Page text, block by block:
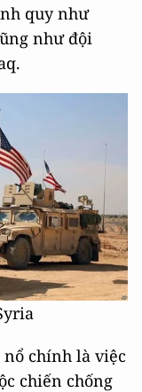
quy như
như đội
nổ chính là việc
chiến chống